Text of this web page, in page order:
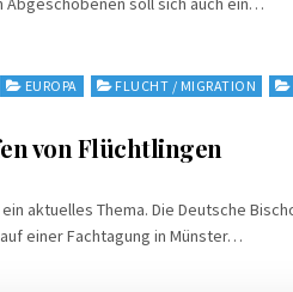
EUROPA FLUCHT / MIGRATION
von Flüchtlingen
aktuelles Thema. Die Deutsche
einer Fachtagung in Münster…